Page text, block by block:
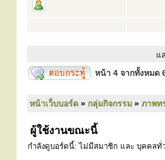
แ
หน้า 4 จากทั้งหมด
หน้าเว็บบอร์ด » กลุ่มกิจกรรม » ภาพท
ผู้ใช้งานขณะนี้
กำลังดูบอร์ดนี้: ไม่มีสมาชิก และ บุคคลทั่